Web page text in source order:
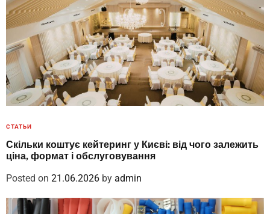
СТАТЬИ
Скільки коштує кейтеринг у Києві: від чого залежить
ціна, формат і обслуговування
Posted on 21.06.2026 by admin